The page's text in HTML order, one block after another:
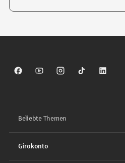
Sparkasse auf Facebook
Sparkasse auf Youtube
Sparkasse aufSparkasse auf
Beliebte Themen
Girokonto